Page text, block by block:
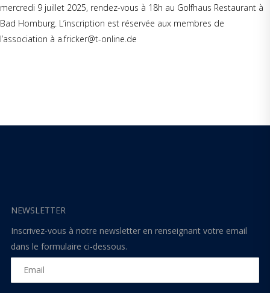
mercredi 9 juillet 2025, rendez-vous à 18h au Golfhaus Restaurant à
Bad Homburg. L’inscription est réservée aux membres de
l’association à a.fricker@t-online.de
NEWSLETTER
Inscrivez-vous à notre newsletter en renseignant votre email
dans le formulaire ci-dessous.